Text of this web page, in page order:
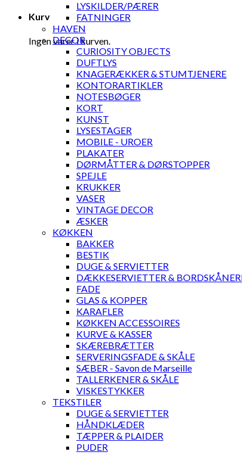
Kurv
Ingen varer i kurven.
LYSKILDER/PÆRER
FATNINGER
HAVEN
DECOR
CURIOSITY OBJECTS
DUFTLYS
KNAGERÆKKER & STUMTJENERE
KONTORARTIKLER
NOTESBØGER
KORT
KUNST
LYSESTAGER
MOBILE - UROER
PLAKATER
DØRMÅTTER & DØRSTOPPER
SPEJLE
KRUKKER
VASER
VINTAGE DECOR
ÆSKER
KØKKEN
BAKKER
BESTIK
DUGE & SERVIETTER
DÆKKESERVIETTER &
FADE
GLAS & KOPPER
KARAFLER
KØKKEN ACCESSOIRES
KURVE & KASSER
SKÆREBRÆTTER
SERVERINGSFADE & SKÅLE
SÆBER - Savon de Marseille
TALLERKENER & SKÅLE
VISKESTYKKER
TEKSTILER
DUGE & SERVIETTER
HÅNDKLÆDER
TÆPPER & PLAIDER
PUDER